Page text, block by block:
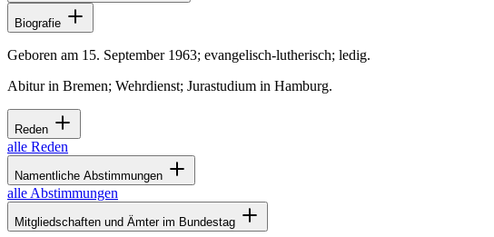
Biografie
Geboren am 15. September 1963; evangelisch-lutherisch; ledig.
Abitur in Bremen; Wehrdienst; Jurastudium in Hamburg.
Reden
alle Reden
Namentliche Abstimmungen
alle Abstimmungen
Mitgliedschaften und Ämter im Bundestag